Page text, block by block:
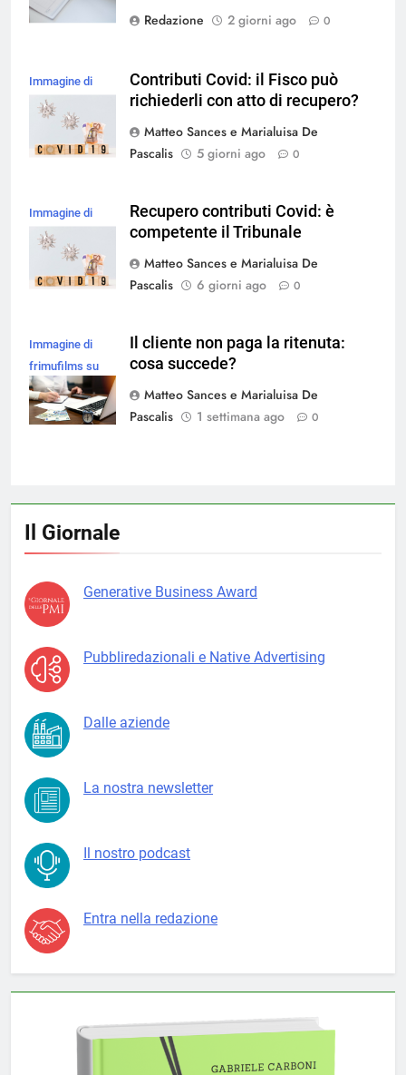
Redazione
2 giorni ago 0
Immagine di
magnific
Contributi Covid: il Fisco può
richiederli con atto di recupero?
Matteo Sances e Marialuisa De
Pascalis
5 giorni ago 0
Immagine di
magnific
Recupero contributi Covid: è
competente il Tribunale
Matteo Sances e Marialuisa De
Pascalis
6 giorni ago 0
Immagine di
frimufilms su
Magnific
Il cliente non paga la ritenuta:
cosa succede?
Matteo Sances e Marialuisa De
Pascalis
1 settimana ago 0
Il Giornale
Generative Business Award
Pubbliredazionali e Native Advertising
Dalle aziende
La nostra newsletter
Il nostro podcast
Entra nella redazione